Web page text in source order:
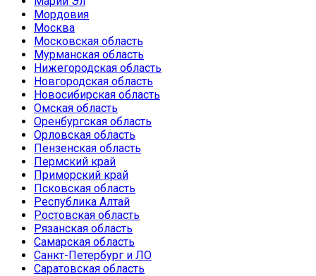
Мордовия
Москва
Московская область
Мурманская область
Нижегородская область
Новгородская область
Новосибирская область
Омская область
Оренбургская область
Орловская область
Пензенская область
Пермский край
Приморский край
Псковская область
Республика Алтай
Ростовская область
Рязанская область
Самарская область
Санкт-Петербург и ЛО
Саратовская область